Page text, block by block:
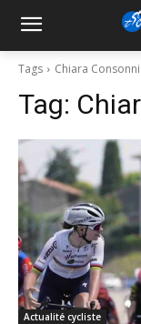
Tags Chiara Consonni
Tag:
Actualité cycliste